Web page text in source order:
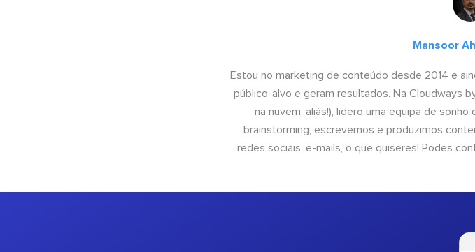
Mansoor
Estou no marketing de conteúdo desde 2014 e
público-alvo e geram resultados. Na Cloudways
na nuvem, aliás!), lidero uma equipa de
brainstorming, escrevemos e produzimos
redes sociais, e-mails, o que quiseres! Podes